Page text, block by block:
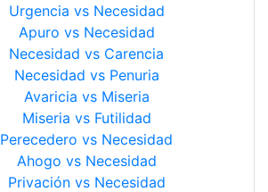
Urgencia vs Necesidad
Apuro vs Necesidad
Necesidad vs Carencia
Necesidad vs Penuria
Avaricia vs Miseria
Miseria vs Futilidad
Perecedero vs Necesidad
Ahogo vs Necesidad
Privación vs Necesidad